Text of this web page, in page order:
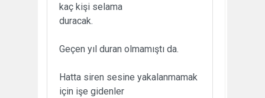
kaç kişi selama
duracak.
Geçen yıl duran olmamıştı da.
Hatta siren sesine yakalanmamak
için işe gidenler